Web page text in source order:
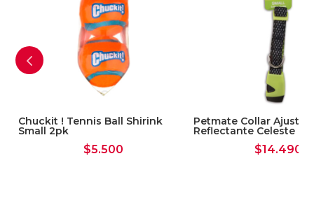
Chuckit ! Tennis Ball Shirink
Small 2pk
$5.500
Petmate Collar
Reflectante Celeste
$14.490